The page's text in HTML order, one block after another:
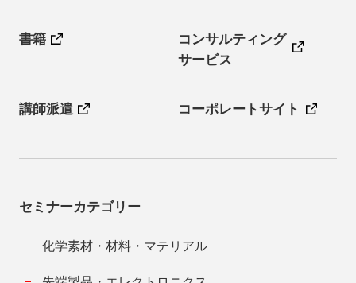
書籍
コンサルティング
サービス
講師派遣 コーポレートサイト
セミナーカテゴリー
化学素材・材料・マテリアル